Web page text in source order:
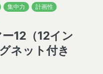
集中力
計画性
12（12イン
ネット付き